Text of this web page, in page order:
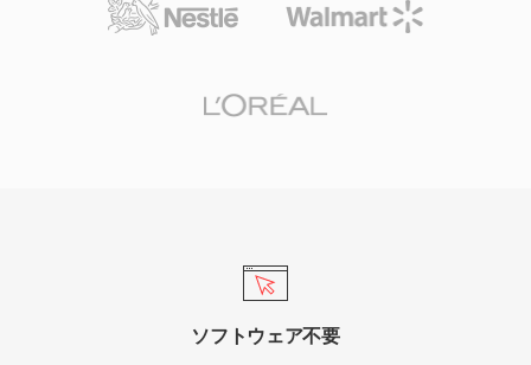
ソフトウェア不要